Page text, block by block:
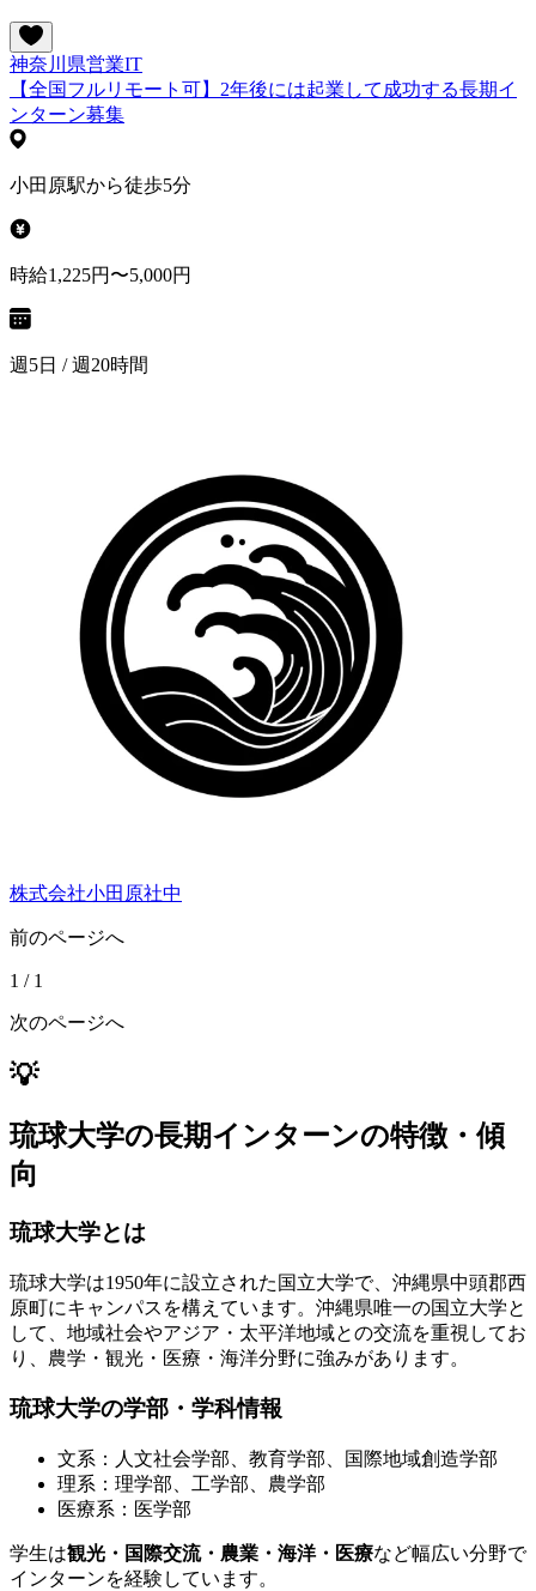
神奈川県営業IT
【全国フルリモート可】2年後には起業して成功する長期イ
ンターン募集
小田原駅から徒歩5分
時給1,225円〜5,000円
週5日 / 週20時間
株式会社小田原社中
前のページへ
1 / 1
次のページへ
💡
琉球大学の長期インターンの特徴・傾
向
琉球大学とは
琉球大学は1950年に設立された国立大学で、沖縄県中頭郡西
原町にキャンパスを構えています。沖縄県唯一の国立大学と
して、地域社会やアジア・太平洋地域との交流を重視してお
り、農学・観光・医療・海洋分野に強みがあります。
琉球大学の学部・学科情報
文系：人文社会学部、教育学部、国際地域創造学部
理系：理学部、工学部、農学部
医療系：医学部
学生は観光・国際交流・農業・海洋・医療など幅広い分野で
インターンを経験しています。